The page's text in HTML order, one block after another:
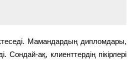
Мамандардың дипломдары,
ақ, клиенттердің пікірлері